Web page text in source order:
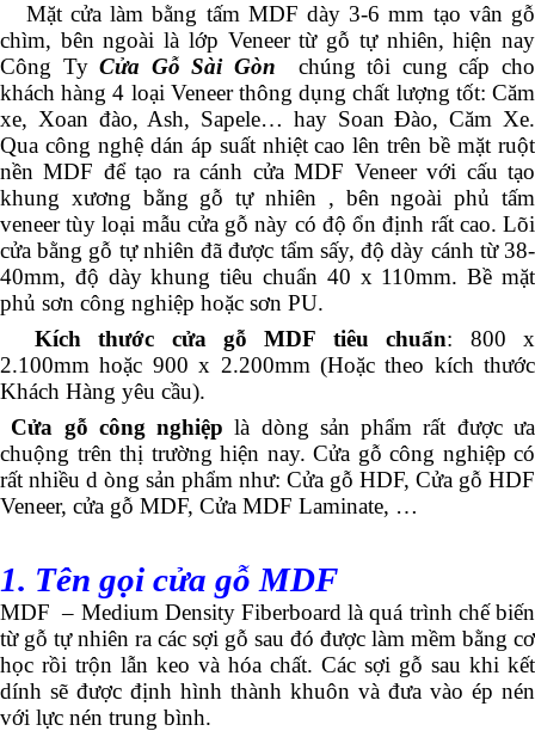
Mặt cửa làm bằng tấm MDF dày 3-6 mm tạo vân gỗ
chìm, bên ngoài là lớp Veneer từ gỗ tự nhiên, hiện nay
Công TyCửa Gỗ Sài Gòn
chúng tôi cung cấp cho
khách hàng 4 loại Veneer thông dụng chất lượng tốt: Căm
xe, Xoan đào, Ash, Sapele… hay Soan Đào, Căm Xe.
Qua công nghệ dán áp suất nhiệt cao lên trên bề mặt ruột
nền MDF để tạo ra cánh cửa MDF Veneer với cấu tạo
khung xương bằng gỗ tự nhiên , bên ngoài phủ tấm
veneer tùy loại mẫu cửa gỗ này có độ ổn định rất cao. Lõi
cửa bằng gỗ tự nhiên đã được tẩm sấy, độ dày cánh từ 38-
40mm, độ dày khung tiêu chuẩn 40 x 110mm. Bề mặt
phủ sơn công nghiệp hoặc sơn PU.
Kích thước cửa gỗ MDF tiêu chuẩn: 800 x
2.100mm hoặc 900 x 2.200mm (Hoặc theo kích thước
Khách Hàng yêu cầu).
Cửa gỗ công nghiệp là dòng sản phẩm rất được ưa
chuộng trên thị trường hiện nay. Cửa gỗ công nghiệp có
rất nhiều d òng sản phẩm như: Cửa gỗ HDF, Cửa gỗ HDF
Veneer, cửa gỗ MDF, Cửa MDF Laminate, …
1. Tên gọi cửa gỗ MDF
MDF – Medium Density Fiberboard là quá trình chế biến
từ gỗ tự nhiên ra các sợi gỗ sau đó được làm mềm bằng cơ
học rồi trộn lẫn keo và hóa chất. Các sợi gỗ sau khi kết
dính sẽ được định hình thành khuôn và đưa vào ép nén
với lực nén trung bình.